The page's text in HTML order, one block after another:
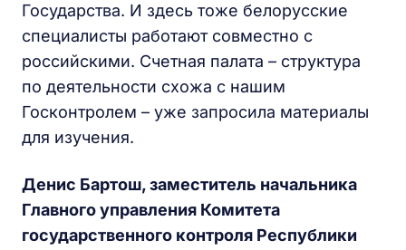
Государства. И здесь тоже белорусские
специалисты работают совместно с
российскими. Счетная палата – структура
по деятельности схожа с нашим
Госконтролем – уже запросила материалы
для изучения.
Денис Бартош, заместитель начальника
Главного управления Комитета
государственного контроля Республики